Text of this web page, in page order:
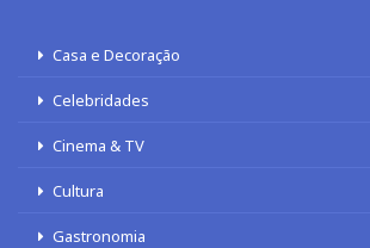
Casa e Decoração
Celebridades
Cinema & TV
Cultura
Gastronomia